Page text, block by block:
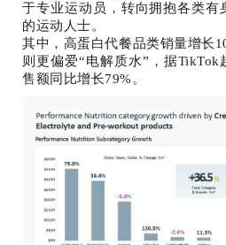
于专业运动员，转向拥抱各类有
的运动人士。
其中，高蛋白代餐品类销量增长
则更偏爱“电解质水”，据TikTok
售额同比增长79%。